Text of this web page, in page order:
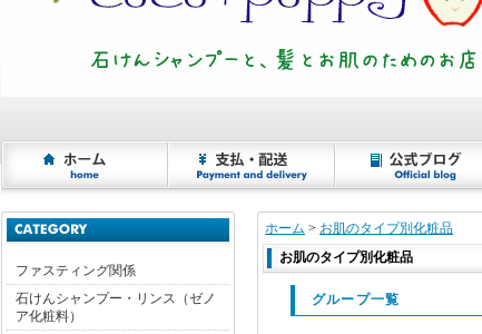
ファスティング関係
石けんシャンプー・リンス（ゼノ
ア化粧料）
ホーム > お肌のタイプ別化粧品
お肌のタイプ別化粧品
グループ一覧